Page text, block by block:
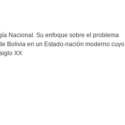
Nacional. Su enfoque sobre el problema
Bolivia en un Estado-nación moderno cuyo
XX